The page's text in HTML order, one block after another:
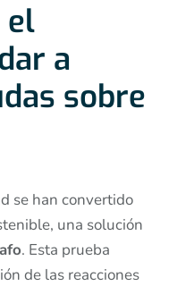
el
a
sobre
se han convertido
una solución
. Esta prueba
de las reacciones